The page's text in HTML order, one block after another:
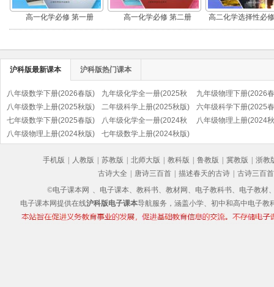
高一化学必修 第一册 高一化学必修 第二册
高二化学选择性必
应原理
沪科版最新课本 沪科版热门课本
八年级数学下册(2026春版)
九年级化学全一册(2025秋
版)
九年级物理下册(2026
八年级数学上册(2025秋版)
二年级科学上册(2025秋版)
六年级科学下册(2025
七年级数学下册(2025春版)
八年级化学全一册(2024秋
版)
八年级物理上册(2024
八年级物理上册(2024秋版)
七年级数学上册(2024秋版)
手机版 人教版 苏教版 北师大版 教科版 鲁教版 冀教版
浙教
古诗大全
唐诗三百首 描述春天的古诗
古诗三百首
©电子课本网 、电子课本、教科书、教材网、电子教科书、电子教材
电子课本网提供在线沪科版电子课本导航服务，涵盖小学、初中和高中电子